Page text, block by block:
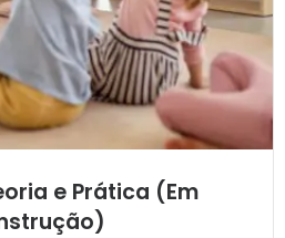
e Prática (Em